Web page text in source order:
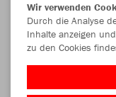
Wir verwenden
Durch die Analyse
Inhalte anzeigen
zu den Cookies